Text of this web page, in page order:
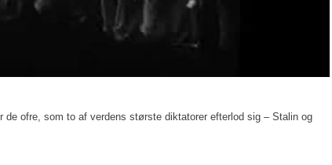
ofre, som to af verdens største diktatorer efterlod sig – Stalin og